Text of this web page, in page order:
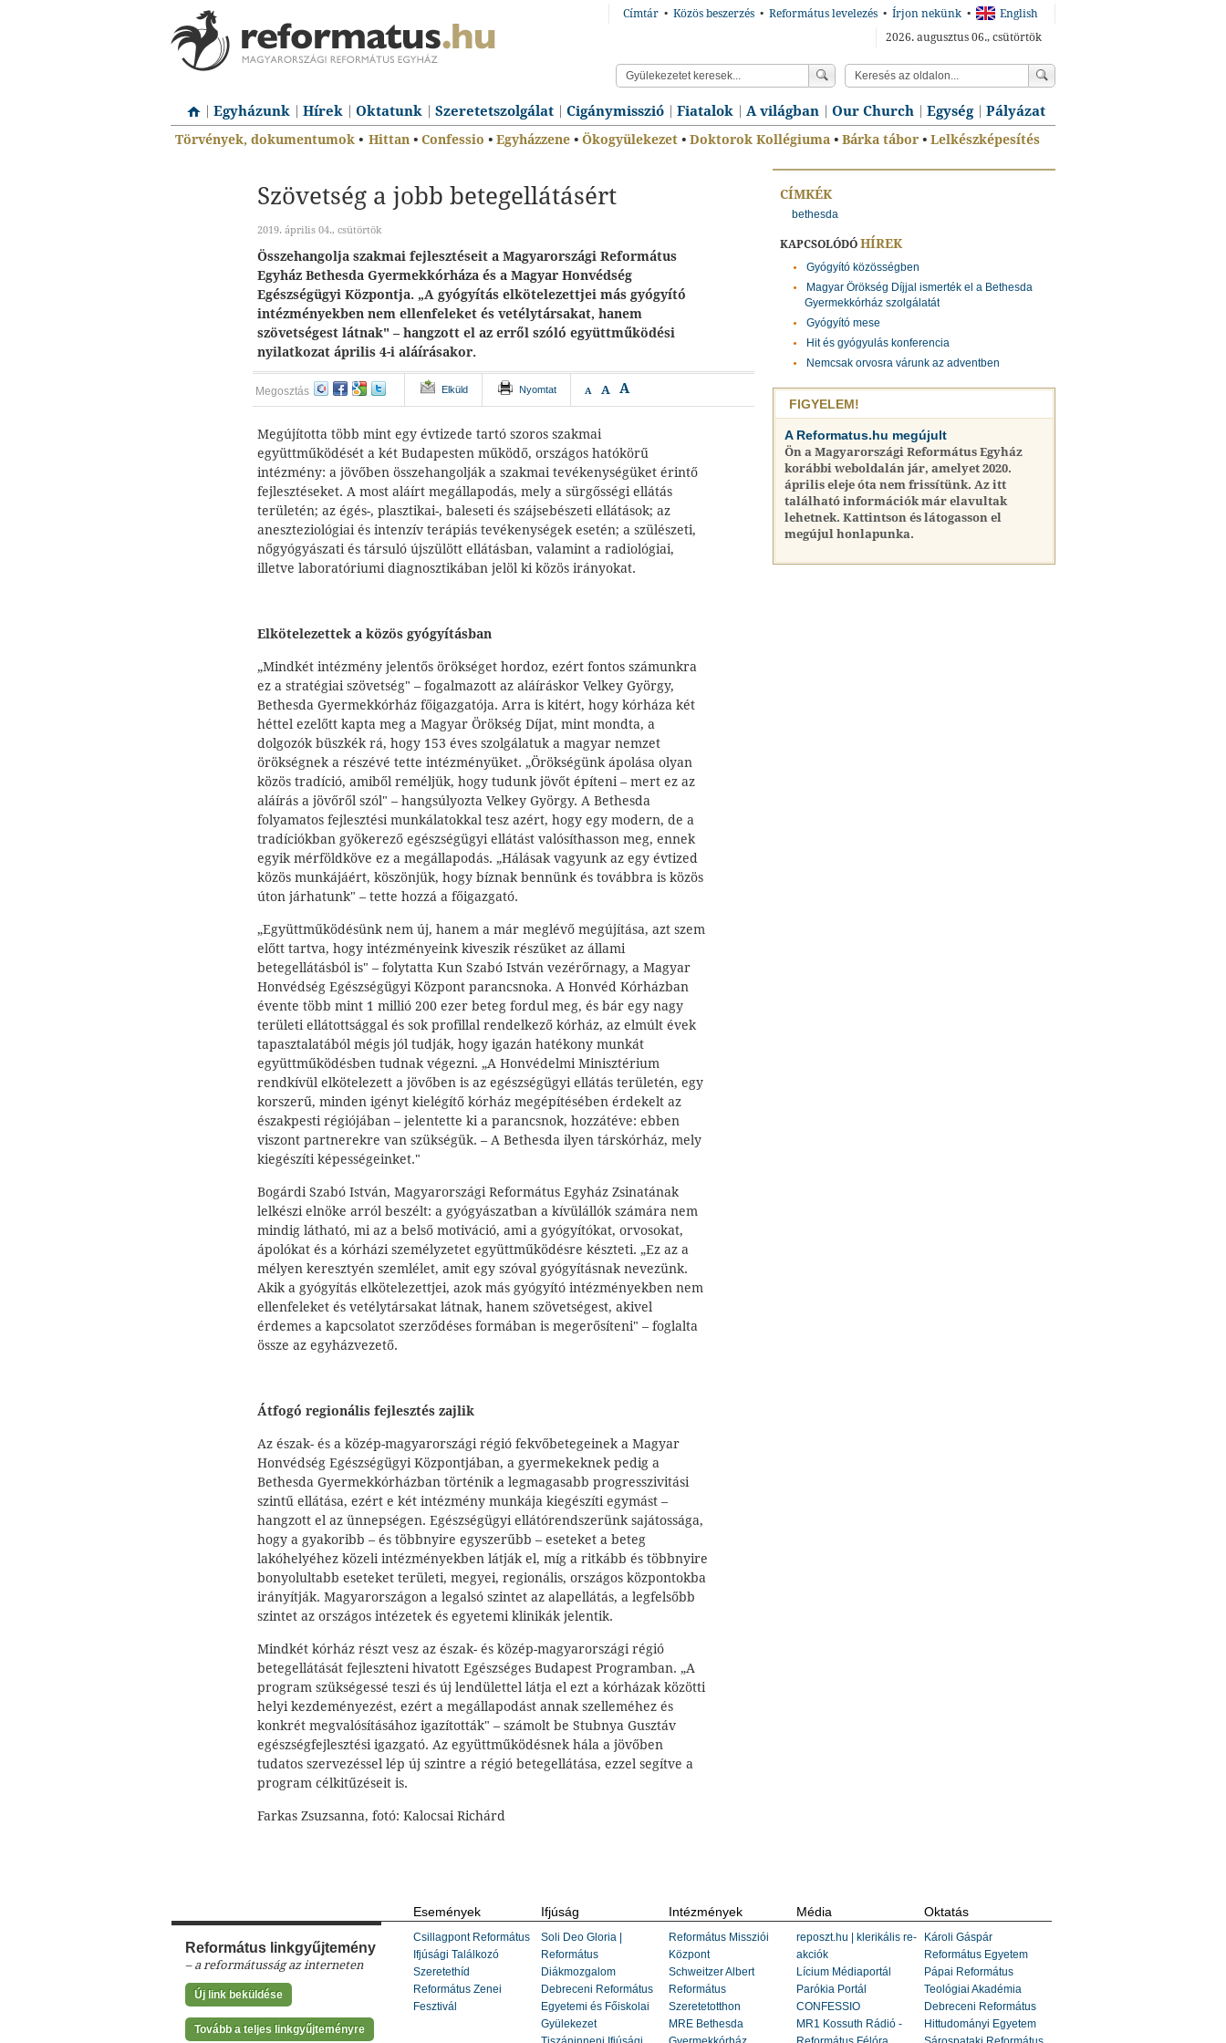
Címtár • Közös beszerzés • Református levelezés • Írjon nekünk •
English
2026. augusztus 06., csütörtök
Egyházunk Hírek Oktatunk Szeretetszolgálat Cigánymisszió Fiatalok A világban Our Church Egység Pályázat
Törvények, dokumentumok • Hittan • Confessio • Egyházzene • Ökogyülekezet • Doktorok Kollégiuma • Bárka tábor • Lelkészképesítés
Szövetség a jobb betegellátásért
2019. április 04., csütörtök
Összehangolja szakmai fejlesztéseit a Magyarországi Református
Egyház Bethesda Gyermekkórháza és a Magyar Honvédség
Egészségügyi Központja. „A gyógyítás elkötelezettjei más gyógyító
intézményekben nem ellenfeleket és vetélytársakat, hanem
szövetségest látnak" – hangzott el az erről szóló együttműködési
nyilatkozat április 4-i aláírásakor.
Megosztás Elküld Nyomtat A A A
Megújította több mint egy évtizede tartó szoros szakmai
együttműködését a két Budapesten működő, országos hatókörű
intézmény: a jövőben összehangolják a szakmai tevékenységüket érintő
fejlesztéseket. A most aláírt megállapodás, mely a sürgősségi ellátás
területén; az égés-, plasztikai-, baleseti és szájsebészeti ellátások; az
aneszteziológiai és intenzív terápiás tevékenységek esetén; a szülészeti,
nőgyógyászati és társuló újszülött ellátásban, valamint a radiológiai,
illetve laboratóriumi diagnosztikában jelöl ki közös irányokat.
Elkötelezettek a közös gyógyításban
„Mindkét intézmény jelentős örökséget hordoz, ezért fontos számunkra
ez a stratégiai szövetség" – fogalmazott az aláíráskor Velkey György,
Bethesda Gyermekkórház főigazgatója. Arra is kitért, hogy kórháza két
héttel ezelőtt kapta meg a Magyar Örökség Díjat, mint mondta, a
dolgozók büszkék rá, hogy 153 éves szolgálatuk a magyar nemzet
örökségnek a részévé tette intézményüket. „Örökségünk ápolása olyan
közös tradíció, amiből reméljük, hogy tudunk jövőt építeni – mert ez az
aláírás a jövőről szól" – hangsúlyozta Velkey György. A Bethesda
folyamatos fejlesztési munkálatokkal tesz azért, hogy egy modern, de a
tradíciókban gyökerező egészségügyi ellátást valósíthasson meg, ennek
egyik mérföldköve ez a megállapodás. „Hálásak vagyunk az egy évtized
közös munkájáért, köszönjük, hogy bíznak bennünk és továbbra is közös
úton járhatunk" – tette hozzá a főigazgató.
„Együttműködésünk nem új, hanem a már meglévő megújítása, azt szem
előtt tartva, hogy intézményeink kiveszik részüket az állami
betegellátásból is" – folytatta Kun Szabó István vezérőrnagy, a Magyar
Honvédség Egészségügyi Központ parancsnoka. A Honvéd Kórházban
évente több mint 1 millió 200 ezer beteg fordul meg, és bár egy nagy
területi ellátottsággal és sok profillal rendelkező kórház, az elmúlt évek
tapasztalatából mégis jól tudják, hogy igazán hatékony munkát
együttműködésben tudnak végezni. „A Honvédelmi Minisztérium
rendkívül elkötelezett a jövőben is az egészségügyi ellátás területén, egy
korszerű, minden igényt kielégítő kórház megépítésében érdekelt az
északpesti régiójában – jelentette ki a parancsnok, hozzátéve: ebben
viszont partnerekre van szükségük. – A Bethesda ilyen társkórház, mely
kiegészíti képességeinket."
Bogárdi Szabó István, Magyarországi Református Egyház Zsinatának
lelkészi elnöke arról beszélt: a gyógyászatban a kívülállók számára nem
mindig látható, mi az a belső motiváció, ami a gyógyítókat, orvosokat,
ápolókat és a kórházi személyzetet együttműködésre készteti. „Ez az a
mélyen keresztyén szemlélet, amit egy szóval gyógyításnak nevezünk.
Akik a gyógyítás elkötelezettjei, azok más gyógyító intézményekben nem
ellenfeleket és vetélytársakat látnak, hanem szövetségest, akivel
érdemes a kapcsolatot szerződéses formában is megerősíteni" – foglalta
össze az egyházvezető.
Átfogó regionális fejlesztés zajlik
Az észak- és a közép-magyarországi régió fekvőbetegeinek a Magyar
Honvédség Egészségügyi Központjában, a gyermekeknek pedig a
Bethesda Gyermekkórházban történik a legmagasabb progresszivitási
szintű ellátása, ezért e két intézmény munkája kiegészíti egymást –
hangzott el az ünnepségen. Egészségügyi ellátórendszerünk sajátossága,
hogy a gyakoribb – és többnyire egyszerűbb – eseteket a beteg
lakóhelyéhez közeli intézményekben látják el, míg a ritkább és többnyire
bonyolultabb eseteket területi, megyei, regionális, országos központokba
irányítják. Magyarországon a legalsó szintet az alapellátás, a legfelsőbb
szintet az országos intézetek és egyetemi klinikák jelentik.
Mindkét kórház részt vesz az észak- és közép-magyarországi régió
betegellátását fejleszteni hivatott Egészséges Budapest Programban. „A
program szükségessé teszi és új lendülettel látja el ezt a kórházak közötti
helyi kezdeményezést, ezért a megállapodást annak szelleméhez és
konkrét megvalósításához igazították" – számolt be Stubnya Gusztáv
egészségfejlesztési igazgató. Az együttműködésnek hála a jövőben
tudatos szervezéssel lép új szintre a régió betegellátása, ezzel segítve a
program célkitűzéseit is.
Farkas Zsuzsanna, fotó: Kalocsai Richárd
CÍMKÉK
bethesda
KAPCSOLÓDÓ HÍREK
Gyógyító közösségben
Magyar Örökség Díjjal ismerték el a Bethesda
Gyermekkórház szolgálatát
Gyógyító mese
Hit és gyógyulás konferencia
Nemcsak orvosra várunk az adventben
FIGYELEM!
A Reformatus.hu megújult
Ön a Magyarországi Református Egyház
korábbi weboldalán jár, amelyet 2020.
április eleje óta nem frissítünk. Az itt
található információk már elavultak
lehetnek. Kattintson és látogasson el
megújul honlapunka.
Református linkgyűjtemény
– a reformátusság az interneten
Új link beküldése
Tovább a teljes linkgyűjteményre
Események
Csillagpont Református
Ifjúsági Találkozó
Szeretethíd
Református Zenei
Fesztivál
Ifjúság
Soli Deo Gloria |
Református
Diákmozgalom
Debreceni Református
Egyetemi és Főiskolai
Gyülekezet
Intézmények
Református Missziói
Központ
Schweitzer Albert
Református
Szeretetotthon
MRE Bethesda
Média
reposzt.hu | klerikális re-
akciók
Lícium Médiaportál
Parókia Portál
CONFESSIO
MR1 Kossuth Rádió -
Oktatás
Károli Gáspár
Református Egyetem
Pápai Református
Teológiai Akadémia
Debreceni Református
Hittudományi Egyetem